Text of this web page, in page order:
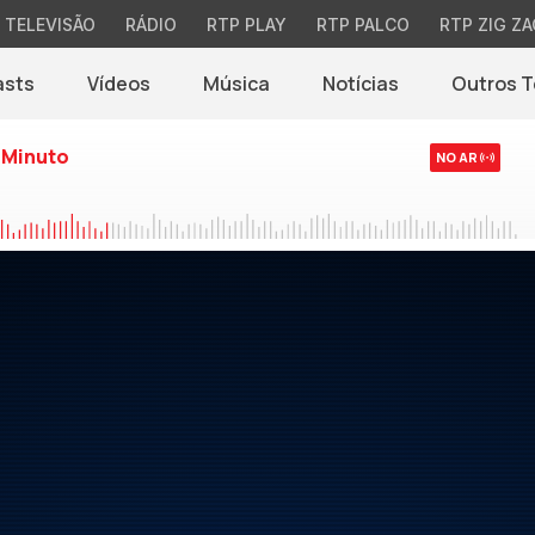
TELEVISÃO RÁDIO RTP PLAY RTP PALCO RTP ZIG
Vídeos Música Notícias(abre em nova
Outros
NO AR